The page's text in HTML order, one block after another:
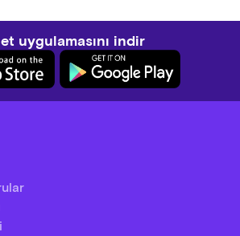
uygulamasını indir